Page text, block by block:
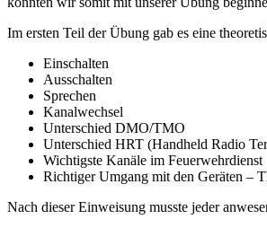
Im ersten Teil der Übung gab es eine
Einschalten
Ausschalten
Sprechen
Kanalwechsel
Unterschied DMO/TMO
Unterschied HRT (Handheld Radio
Wichtigste Kanäle im Feuerwehrdienst
Richtiger Umgang mit den Geräten –
Nach dieser Einweisung musste jeder